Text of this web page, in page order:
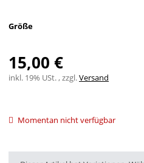
Größe
15,00 €
inkl. 19% USt. , zzgl.Versand
Momentan nicht verfügbar